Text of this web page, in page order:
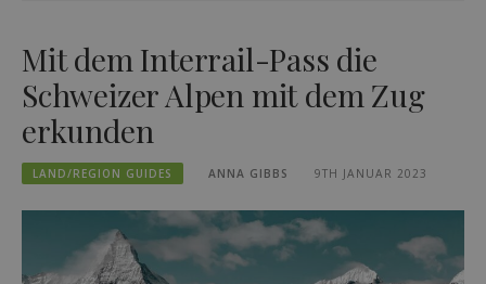
Mit dem Interrail-Pass die
Schweizer Alpen mit dem Zug
erkunden
LAND/REGION GUIDES ANNA GIBBS 9TH JANUAR 2023